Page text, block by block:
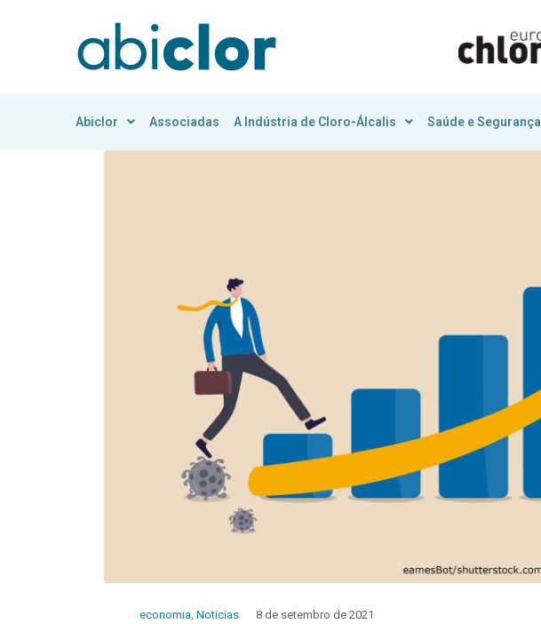
Abiclor Associadas A Indústria de Cloro-Álcalis Saúde e Segurança
economia Noticias 8 de setembro de 2021